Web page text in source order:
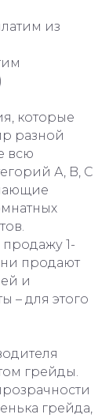
из
которые
разной
всю
А, B, С
1-
продают
и
– для этого
грейды.
грейда,